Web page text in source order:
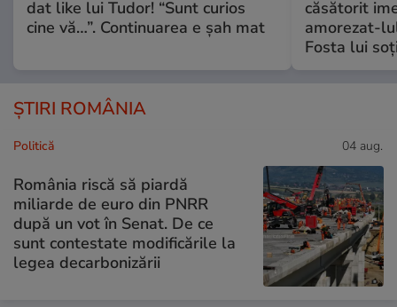
dat like lui Tudor! “Sunt curios
cine vă…”. Continuarea e șah mat
căsătorit
amorezat-
Fosta lui
ȘTIRI ROMÂNIA
Politică 04 aug.
România riscă să piardă
miliarde de euro din PNRR
după un vot în Senat. De ce
sunt contestate modificările la
legea decarbonizării